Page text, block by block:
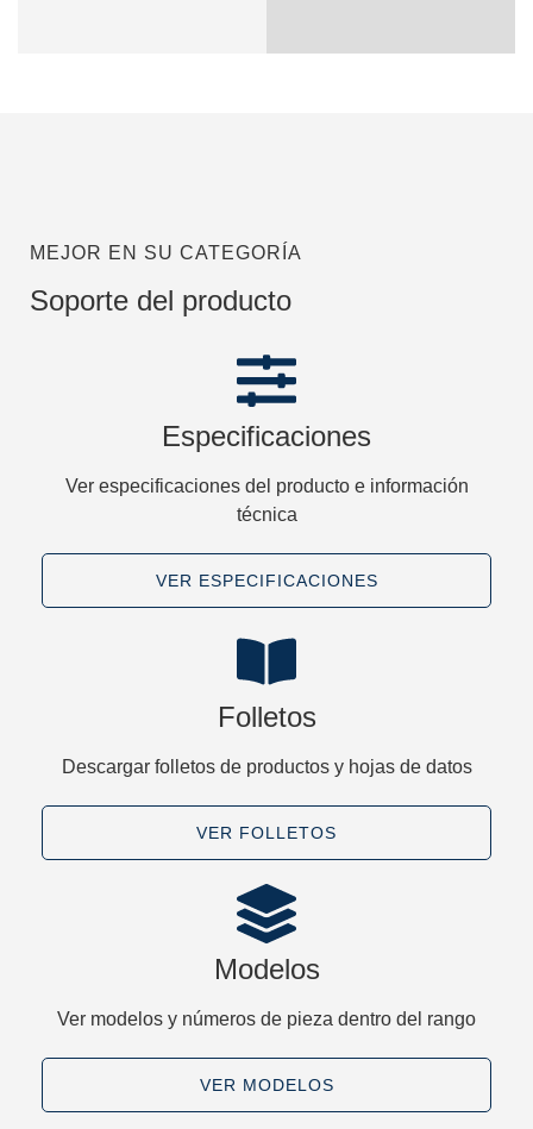
MEJOR EN SU CATEGORÍA
Soporte del producto
Especificaciones
Ver especificaciones del producto e información
técnica
VER ESPECIFICACIONES
Folletos
Descargar folletos de productos y hojas de datos
VER FOLLETOS
Modelos
Ver modelos y números de pieza dentro del rango
VER MODELOS